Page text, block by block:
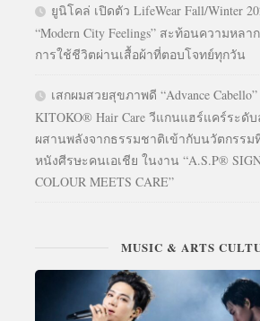
ยูนิโคล่ เปิดตัว LifeWear Fall/Winter
“Modern City Feelings” สะท้อนความหล
การใช้ชีวิตผ่านเสื้อผ้าที่ตอบโจทย์ทุกวัน
เสกผมสวยสุขภาพดี “Advance
KITOKO® Hair Care วีแกนแฮร์แคร์ระดั
ผสานพลังจากธรรมชาติเข้ากับนวัตกรรม
หนังศีรษะคนเอเชีย ในงาน “A.S.P®
COLOUR MEETS CARE”
MUSIC & ARTS